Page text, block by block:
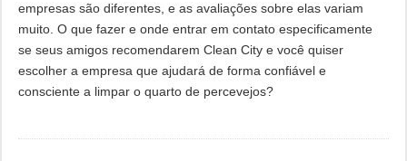
empresas são diferentes, e as avaliações sobre elas variam
muito. O que fazer e onde entrar em contato especificamente
se seus amigos recomendarem Clean City e você quiser
escolher a empresa que ajudará de forma confiável e
consciente a limpar o quarto de percevejos?